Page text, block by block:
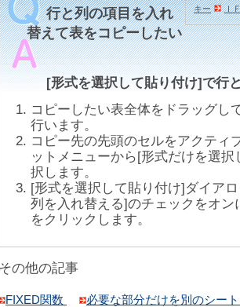
キー Ｉ
行と列の項目を入れ
替えて表をコピーしたい
[形式を選択して貼り付け]で行
コピーしたい表全体をドラッグし
行います。
コピー先の先頭のセルをアクティ
ットメニューから[形式だけを選
択します。
[形式を選択して貼り付け]ダイア
列を入れ替える]のチェックをオン
をクリックします。
その他の記事
FIXED関数
必要な部分だけを別のシー